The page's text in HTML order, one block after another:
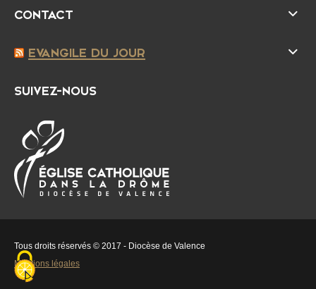
CONTACT
EVANGILE DU JOUR
SUIVEZ-NOUS
c
e
Tous droits réservés © 2017 - Diocèse de Valence
Mentions légales